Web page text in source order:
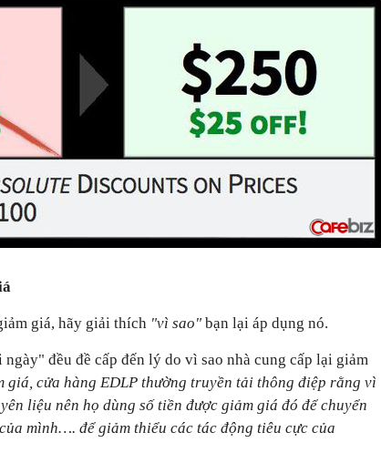
giá, hãy giải thích "vì sao" bạn lại áp dụng nó.
đều đề cấp đến lý do vì sao nhà cung cấp lại giảm
giá, cửa hàng EDLP thường truyền tải thông điệp rằng vì
liệu nên họ dùng số tiền được giảm giá đó để chuyển
mình…. để giảm thiểu các tác động tiêu cực của